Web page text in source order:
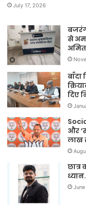
July 17, 2026
से
दिए
और
लाख